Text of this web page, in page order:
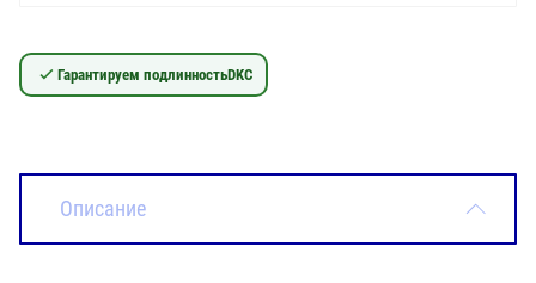
Гарантируем подлинностьDKC
Описание